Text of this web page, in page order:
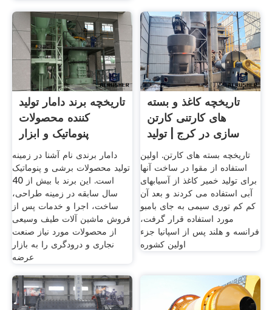
تاریخچه برند دامار تولید
کننده محصولات
پنوماتیک و ابزار
دامار برندی نام آشنا در زمینه
تولید محصولات برشی و پنوماتیک
است. این برند با بیش از 40
سال سابقه در زمینه طراحی،
ساخت، اجرا و خدمات پس از
فروش ماشین آلات طیف وسیعی
از محصولات مورد نیاز صنعت
نجاری و درودگری را به بازار
عرضه
تاریخچه کاغذ و بسته
های کارتنی کارتن
سازی در کرج | تولید
تاریخچه بسته های کارتن. اولین
استفاده از مقوا در ساخت آنها
برای تولید خمیر کاغذ از آسیابهای
آبی استفاده می کردند و بعد آن
کم کم توری سیمی به جای بامبو
مورد استفاده قرار گرفت،
فرانسه و هلند پس از اسپانیا جزء
اولین کشوره